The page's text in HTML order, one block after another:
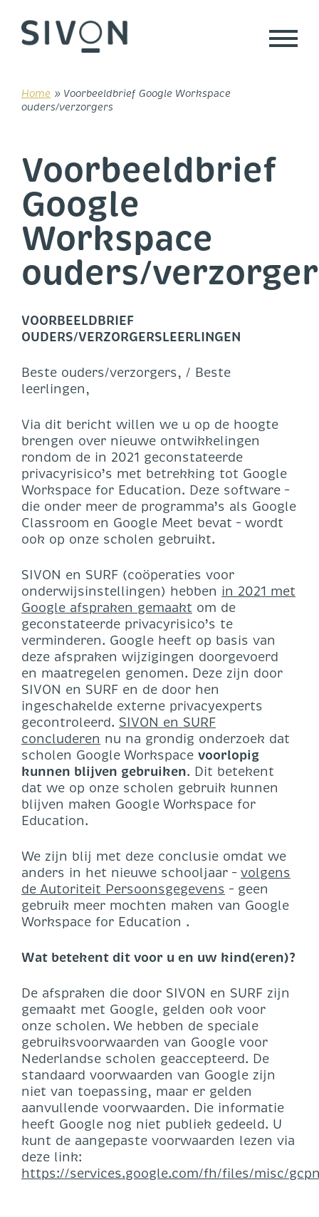
content
Home » Voorbeeldbrief Google Workspace
ouders/verzorgers
Voorbeeldbrief
Google
Workspace
ouders/
VOORBEELDBRIEF
OUDERS/VERZORGERSLEERLINGEN
Beste ouders/verzorgers, / Beste
leerlingen,
Via dit bericht willen we u op de hoogte
brengen over nieuwe ontwikkelingen
rondom de in 2021 geconstateerde
privacyrisico’s met betrekking tot Google
Workspace for Education. Deze software –
die onder meer de programma’s als Google
Classroom en Google Meet bevat – wordt
ook op onze scholen gebruikt.
SIVON en SURF (coöperaties voor
onderwijsinstellingen) hebben in 2021 met
Google afspraken gemaakt om de
geconstateerde privacyrisico’s te
verminderen. Google heeft op basis van
deze afspraken wijzigingen doorgevoerd
en maatregelen genomen. Deze zijn door
SIVON en SURF en de door hen
ingeschakelde externe privacyexperts
gecontroleerd. SIVON en SURF
concluderen nu na grondig onderzoek dat
scholen Google Workspace voorlopig
kunnen blijven gebruiken. Dit betekent
dat we op onze scholen gebruik kunnen
blijven maken Google Workspace for
Education.
We zijn blij met deze conclusie omdat we
anders in het nieuwe schooljaar – volgens
de Autoriteit Persoonsgegevens – geen
gebruik meer mochten maken van Google
Workspace for Education .
Wat betekent dit voor u en uw kind(eren)?
De afspraken die door SIVON en SURF zijn
gemaakt met Google, gelden ook voor
onze scholen. We hebben de speciale
gebruiksvoorwaarden van Google voor
Nederlandse scholen geaccepteerd. De
standaard voorwaarden van Google zijn
niet van toepassing, maar er gelden
aanvullende voorwaarden. Die informatie
heeft Google nog niet publiek gedeeld. U
kunt de aangepaste voorwaarden lezen via
deze link:
https://services.google.com/fh/files/misc/